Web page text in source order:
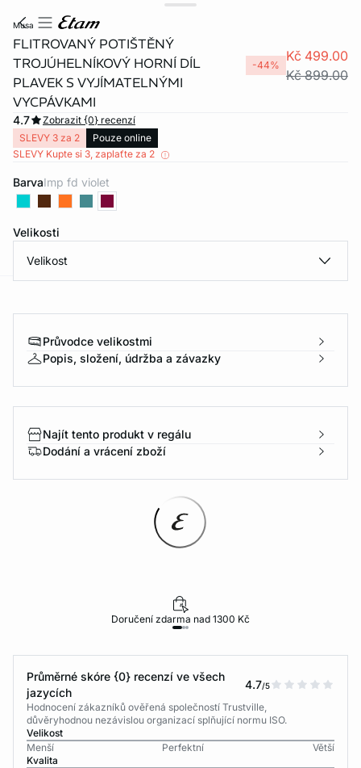
musa
FLITROVANÝ POTIŠTĚNÝ
TROJÚHELNÍKOVÝ HORNÍ DÍL
PLAVEK S VYJÍMATELNÝMI
VYCPÁVKAMI
-44%
Kč 499.00
Kč 899.00
4.7
Zobrazit {0} recenzí
SLEVY 3 za 2
Pouze online
SLEVY Kupte si 3, zaplaťte za 2
Barva imp fd violet
Velikosti
Velikost
Průvodce velikostmi
Popis, složení, údržba a závazky
Najít tento produkt v regálu
Dodání a vrácení zboží
Doručení zdarma nad 1300 Kč
Průměrné skóre {0} recenzí ve všech
jazycích
4.7/5
Hodnocení zákazníků ověřená společností Trustville,
důvěryhodnou nezávislou organizací splňující normu ISO.
Velikost
Menší
Perfektní
Větší
Kvalita